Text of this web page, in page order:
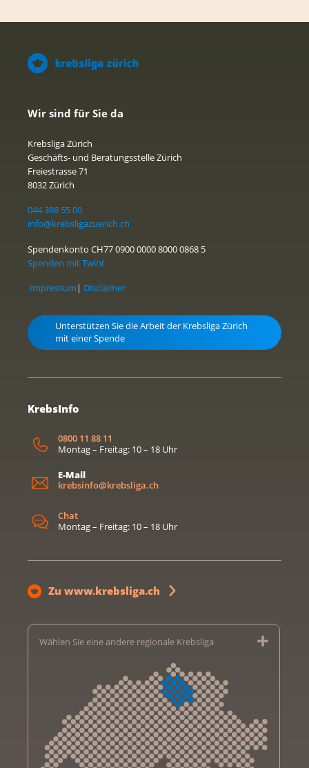
Wir sind für Sie da
Krebsliga Zürich
Geschäfts- und Beratungsstelle Zürich
Freiestrasse 71
8032 Zürich
044 388 55 00
info@krebsligazuerich.ch
Spendenkonto CH77 0900 0000 8000 0868 5
Spenden mit Twint
Impressum | Disclaimer
Unterstützen Sie die Arbeit der Krebsliga Zürich
mit einer Spende
KrebsInfo
0800 11 88 11
Montag – Freitag: 10 – 18 Uhr
E-Mail
krebsinfo@krebsliga.ch
Chat
Montag – Freitag: 10 – 18 Uhr
Zu www.krebsliga.ch
Wählen Sie eine andere regionale Krebsliga